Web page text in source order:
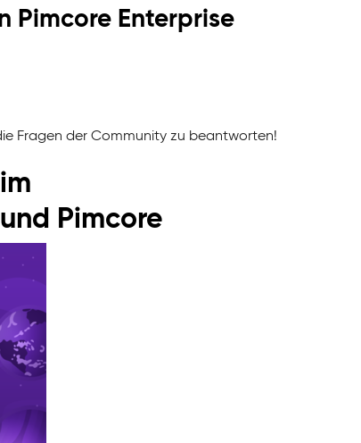
Pimcore Enterprise
Fragen der Community zu beantworten!
Pimcore